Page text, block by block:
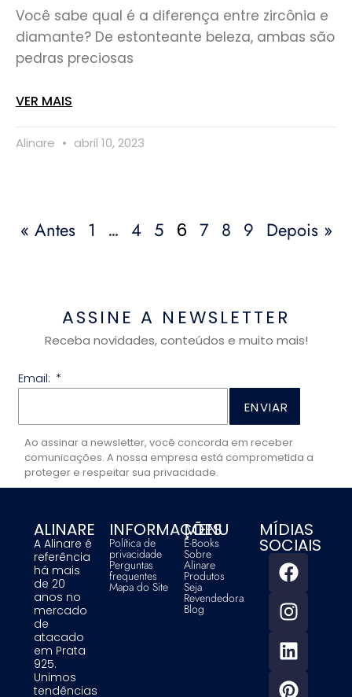
Você sabe qual é a diferença entre zircônia e
diamante? De estonteante beleza, ambas são
pedras preciosas
VER MAIS
Alinare abril 10, 2023
« Antes 1 … 4 5 6 7 8 9 Depois »
ASSINE A NEWSLETTER
Receba novidades, conteúdos e muito mais!
Email:
ENVIAR
Ao assinar a newsletter, você concorda em receber
comunicações. A nossa empresa está comprometida a
proteger e respeitar sua privacidade.
ALINARE
A Alinare é
referência
há mais
de 20
anos no
mercado
de
atacado
em Prata
925.
Unimos
tendências
INFORMAÇÕES
Política de
privacidade
Perguntas
frequentes
Mapa do Site
MENU
E-Books
Sobre
Alinare
Produtos
Seja
Revendedora
Blog
MÍDIAS
SOCIAIS